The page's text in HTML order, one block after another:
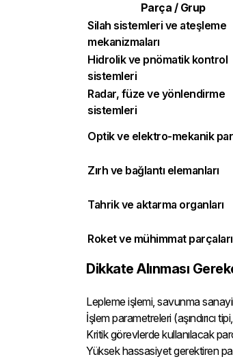
Parça / Grup
Silah sistemleri ve ateşleme
mekanizmaları
Hidrolik ve pnömatik kontrol
sistemleri
Radar, füze ve yönlendirme
sistemleri
Optik ve elektro-mekanik
Zırh ve bağlantı elemanları
Tahrik ve aktarma organları
Roket ve mühimmat parçaları
Dikkate Alınması
Lepleme işlemi, savunma
İşlem parametreleri (aşındırıcı
Kritik görevlerde kullanılacak
Yüksek hassasiyet gerektiren